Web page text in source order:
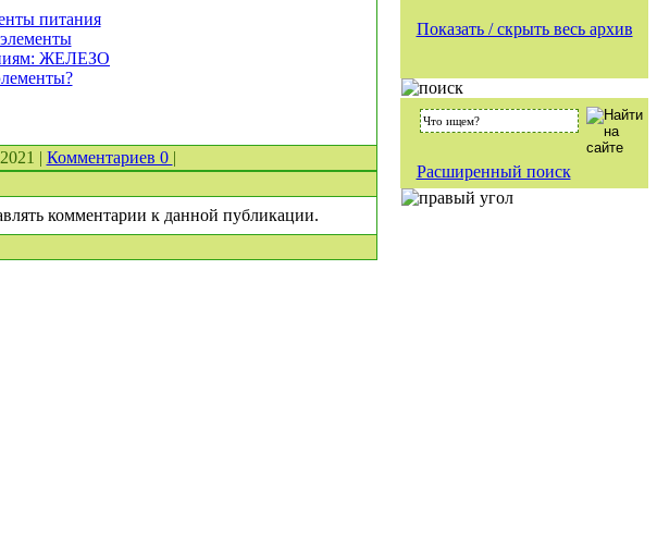
питания
ЖЕЛЕЗО
| Комментариев 0 |
комментарии к данной публикации.
Показать / скрыть весь архив
Расширенный поиск